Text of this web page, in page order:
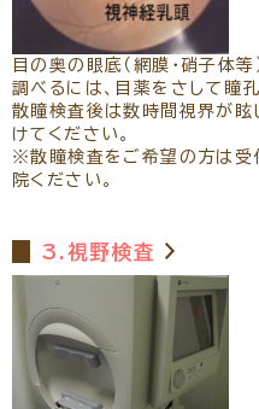
目の奥の眼底（網膜・硝子体等
調べるには、目薬をさして瞳
散瞳検査後は数時間視界が眩
けてください。
※散瞳検査をご希望の方は受
院ください。
3.視野検査